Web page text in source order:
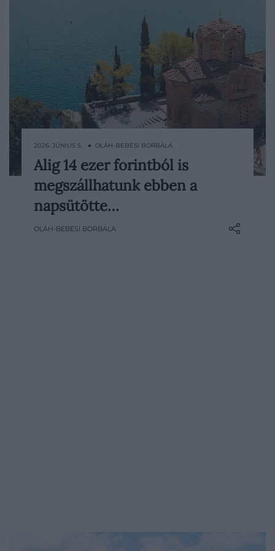
A nyaralás egyik legnagyobb anyagi
terhét általában a szállás jelenti. Egy új
felmérés szerint viszont továbbra is
akadnak olyan európai országok, ahol a
rövid távra kiadott szálláshelyek átlagos
2026. JÚNIUS 5. ● OLÁH-BEBESI BORBÁLA
Alig 14 ezer forintból is
megszállhatunk ebben a
napsütötte…
OLÁH-BEBESI BORBÁLA